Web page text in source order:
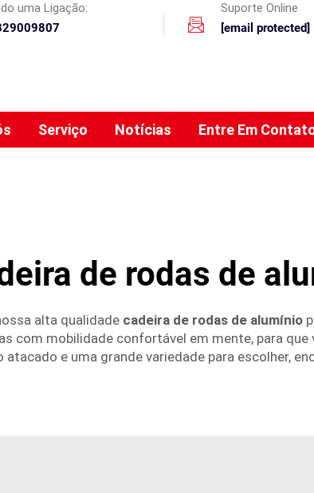
uma Ligação:
Suporte Online
[email protected]
Serviço Notícias Entre Em
de rodas de
alta qualidade cadeira de rodas de alumínio
com mobilidade confortável em mente, para
e uma grande variedade para escolher,